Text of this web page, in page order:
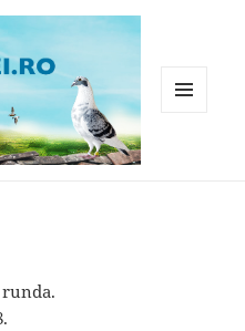
runda.